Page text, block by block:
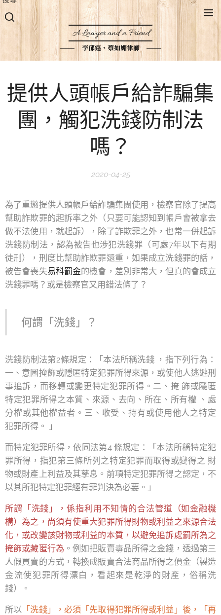
A Lawyer and a Friend
李郁霆、蔡如媚律師
提供人頭帳戶給詐騙集
團，觸犯洗錢防制法
嗎？
2020-04-25
為了重懲提供人頭帳戶給詐騙集團使用，檢察官除了提高
幫助詐欺罪的起訴率之外（只要可能認知到帳戶會被拿去
做不法使用，就起訴），除了詐欺罪之外，也常一併起訴
洗錢防制法，認為被告也涉犯洗錢罪（可處7年以下有期
徒刑），刑度比幫助詐欺罪還重，如果成立洗錢罪的話，
被告會喪失易科罰金的機會，差別非常大，但真的會成立
洗錢罪嗎？或是檢察官又用錯法條了？
何謂「洗錢」？
洗錢防制法第2條規定：「本法所稱洗錢 ，指下列行為：
一、意圖掩飾或隱匿特定犯罪所得來源，或使他人逃避刑
事追訴，而移轉或變更特定犯罪所得。二、掩 飾或隱匿
特定犯罪所得之本質、來源、去向、所在、所有權 、處
分權或其他權益者。三、收受、持有或使用他人之特定
犯罪所得。 」
而特定犯罪所得，依同法第4 條規定：「本法所稱特定犯
罪所得，指犯第三條所列之特定犯罪而取得或變得之 財
物或財產上利益及其孳息。前項特定犯罪所得之認定，不
以其所犯特定犯罪經有罪判決為必要。」
所謂「洗錢」，係指利用不知情的合法管道（如金融機
構）為之，尚須有使重大犯罪所得財物或利益之來源合法
化，或改變該財物或利益的本質，以避免追訴處罰所為之
掩飾或藏匿行為 。例如把販賣毒品所得之金錢，透過第三
人假買賣的方式，轉換成販賣合法商品所得之價金（製造
金流使犯罪所得漂白，看起來是乾淨的財產，俗稱洗
錢）。
所以 「洗錢」，必須「先取得犯罪所得或利益」後，「再